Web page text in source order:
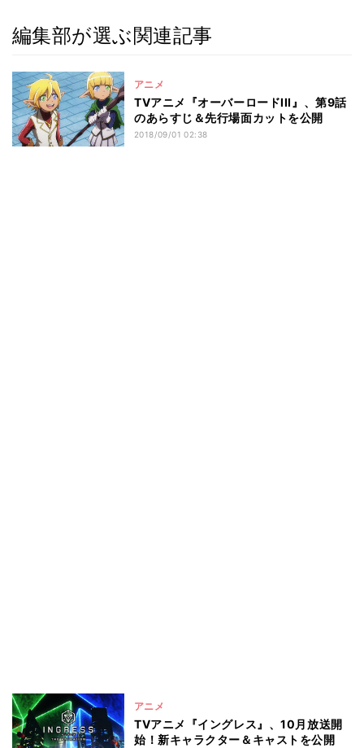
編集部が選ぶ関連記事
アニメ
TVアニメ『オーバーロードIII』、第9話
のあらすじ＆先行場面カットを公開
2018/09/01 02:38
アニメ
TVアニメ『イングレス』、10月放送開
始！新キャラクター＆キャストを公開